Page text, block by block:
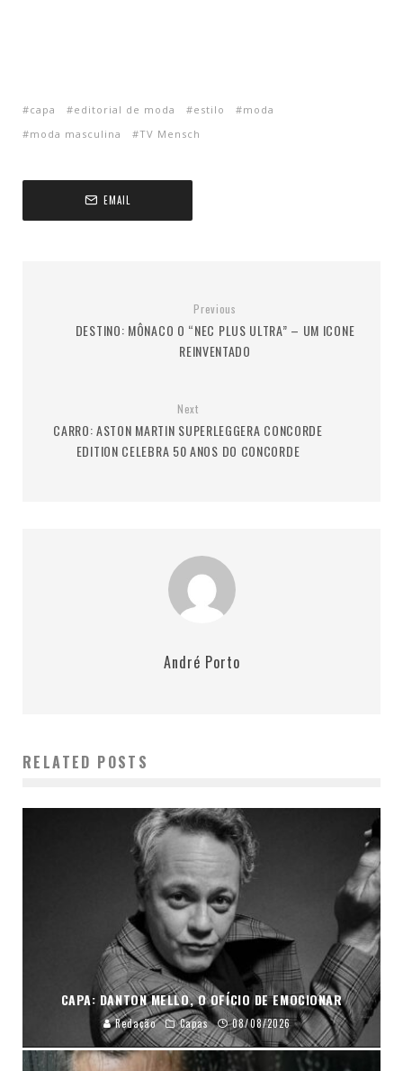
capa editorial de moda estilo
moda
moda masculina
TV Mensch
EMAIL
Previous
DESTINO: MÔNACO O “NEC PLUS ULTRA” – UM ICONE
REINVENTADO
Next
CARRO: ASTON MARTIN SUPERLEGGERA CONCORDE
EDITION CELEBRA 50 ANOS DO CONCORDE
André Porto
RELATED POSTS
CAPA: DANTON MELLO, O OFÍCIO DE EMOCIONAR
Redação Capas 08/08/2026